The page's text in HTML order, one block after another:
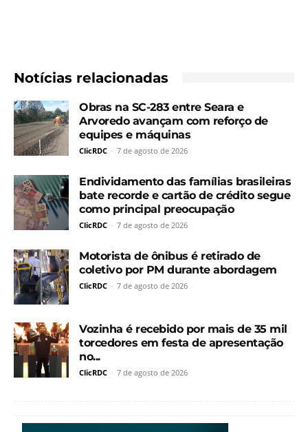
Notícias relacionadas
Obras na SC-283 entre Seara e
Arvoredo avançam com reforço de
equipes e máquinas
ClicRDC - 7 de agosto de 2026
Endividamento das famílias brasileiras
bate recorde e cartão de crédito segue
como principal preocupação
ClicRDC - 7 de agosto de 2026
Motorista de ônibus é retirado de
coletivo por PM durante abordagem
ClicRDC - 7 de agosto de 2026
Vozinha é recebido por mais de 35 mil
torcedores em festa de apresentação
no...
ClicRDC - 7 de agosto de 2026